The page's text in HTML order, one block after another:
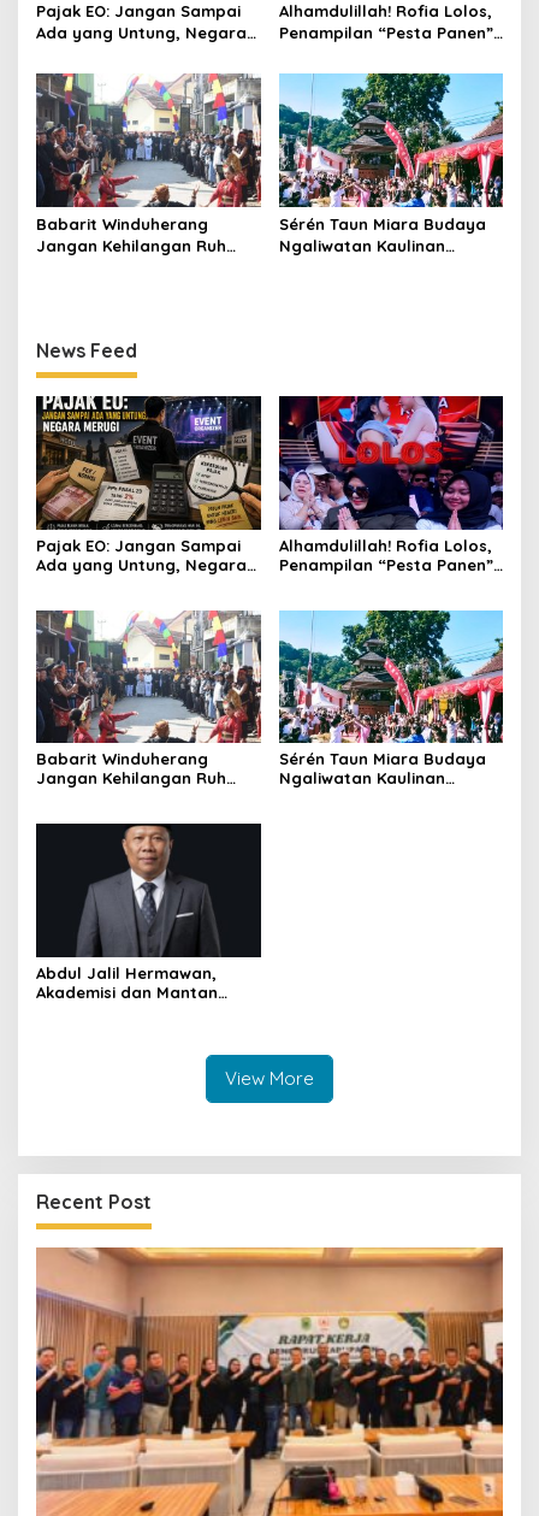
Pajak EO: Jangan Sampai
Ada yang Untung, Negara
Alhamdulillah! Rofia Lolos,
Penampilan “Pesta Panen”
Manis
Babarit Winduherang
Jangan Kehilangan Ruh
Sérén Taun Miara Budaya
Ngaliwatan Kaulinan
News Feed
Pajak EO: Jangan Sampai
Ada yang Untung, Negara
Alhamdulillah! Rofia Lolos,
Penampilan “Pesta Panen”
Babarit Winduherang
Jangan Kehilangan Ruh
Sérén Taun Miara Budaya
Ngaliwatan Kaulinan
Abdul Jalil Hermawan,
Akademisi dan Mantan
View More
Recent Post